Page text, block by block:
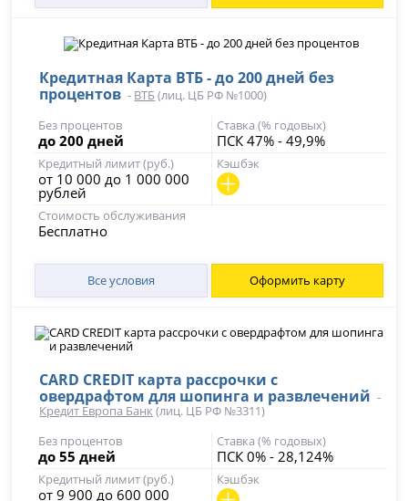
Кредитная Карта ВТБ - до 200 дней без
процентов - ВТБ(лиц. ЦБ РФ №1000)
Без процентов
до 200 дней
Ставка (% годовых)
ПСК 47% - 49,9%
Кредитный лимит (руб.)
от 10 000 до 1 000 000
рублей
Кэшбэк
Стоимость обслуживания
Бесплатно
Все условия Оформить карту
CARD CREDIT карта рассрочки с
овердрафтом для шопинга и развлечений -
Кредит Европа Банк (лиц. ЦБ РФ №3311)
Без процентов
до 55 дней
Ставка (% годовых)
ПСК 0% - 28,124%
Кредитный лимит (руб.)
от 9 900 до 600 000
Кэшбэк